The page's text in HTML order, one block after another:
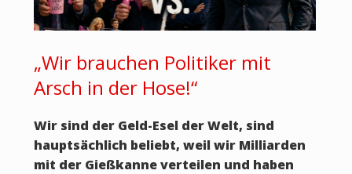
„Wir brauchen Politiker mit
Arsch in der Hose!“
Wir sind der Geld-Esel der Welt, sind
hauptsächlich beliebt, weil wir Milliarden
mit der Gießkanne verteilen und haben